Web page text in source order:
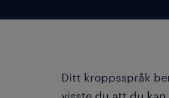
Ditt kroppsspråk